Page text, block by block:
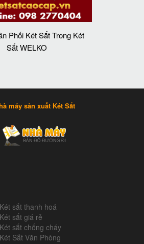
Phối Két Sắt Trong Két
Sắt WELKO
máy sản xuất Két Sắt
Két sắt thanh hoá
Két sắt giá rẻ
Két sắt chống cháy
Két Sắt Văn Phòng